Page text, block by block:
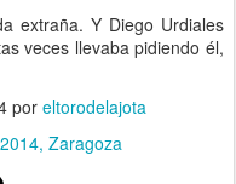
extraña. Y Diego Urdiales
veces llevaba pidiendo él,
por eltorodelajota
Zaragoza